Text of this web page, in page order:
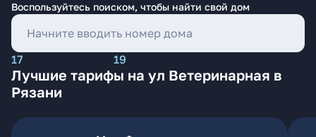
Воспользуйтесь поиском, чтобы найти свой дом
17 19
Лучшие тарифы на ул Ветеринарная в
Рязани